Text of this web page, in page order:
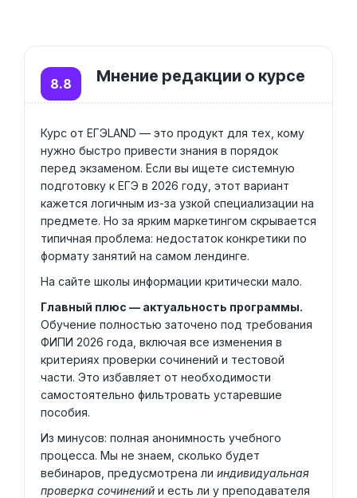
Мнение редакции о курсе
8.8
Курс от ЕГЭLAND — это продукт для тех, кому
нужно быстро привести знания в порядок
перед экзаменом. Если вы ищете системную
подготовку к ЕГЭ в 2026 году, этот вариант
кажется логичным из-за узкой специализации на
предмете. Но за ярким маркетингом скрывается
типичная проблема: недостаток конкретики по
формату занятий на самом лендинге.
На сайте школы информации критически мало.
Главный плюс — актуальность программы.
Обучение полностью заточено под требования
ФИПИ 2026 года, включая все изменения в
критериях проверки сочинений и тестовой
части. Это избавляет от необходимости
самостоятельно фильтровать устаревшие
пособия.
Из минусов: полная анонимность учебного
процесса. Мы не знаем, сколько будет
вебинаров, предусмотрена ли индивидуальная
проверка сочинений и есть ли у преподавателя